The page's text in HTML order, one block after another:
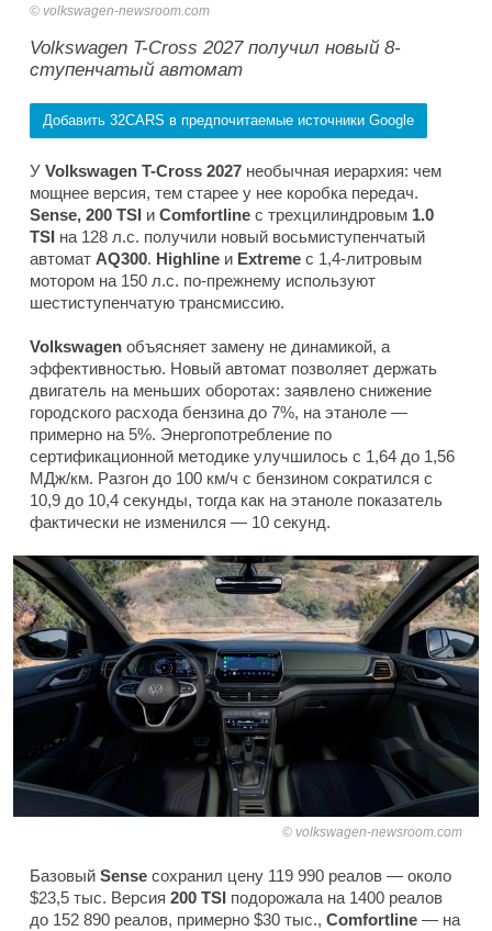
volkswagen-newsroom.com
Volkswagen T-Cross 2027 получил новый 8-
ступенчатый автомат
Добавить 32CARS в предпочитаемые источники Google
У Volkswagen T-Cross 2027 необычная иерархия: чем
мощнее версия, тем старее у нее коробка передач.
Sense, 200 TSI и Comfortline с трехцилиндровым 1.0
TSI на 128 л.с. получили новый восьмиступенчатый
автомат AQ300. Highline и Extreme с 1,4-литровым
мотором на 150 л.с. по-прежнему используют
шестиступенчатую трансмиссию.
Volkswagen объясняет замену не динамикой, а
эффективностью. Новый автомат позволяет держать
двигатель на меньших оборотах: заявлено снижение
городского расхода бензина до 7%, на этаноле —
примерно на 5%. Энергопотребление по
сертификационной методике улучшилось с 1,64 до 1,56
МДж/км. Разгон до 100 км/ч с бензином сократился с
10,9 до 10,4 секунды, тогда как на этаноле показатель
фактически не изменился — 10 секунд.
volkswagen-newsroom.com
Базовый Sense сохранил цену 119 990 реалов — около
$23,5 тыс. Версия 200 TSI подорожала на 1400 реалов
до 152 890 реалов, примерно $30 тыс., Comfortline — на